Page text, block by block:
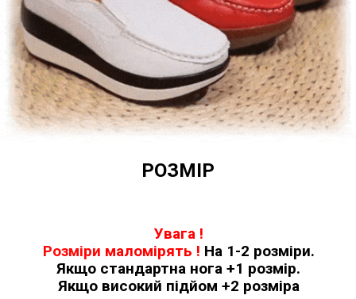
РОЗМІР
Увага !
Розміри маломірять ! На 1-2 розміри.
Якщо стандартна нога +1 розмір.
Якщо високий підйом +2 розміра